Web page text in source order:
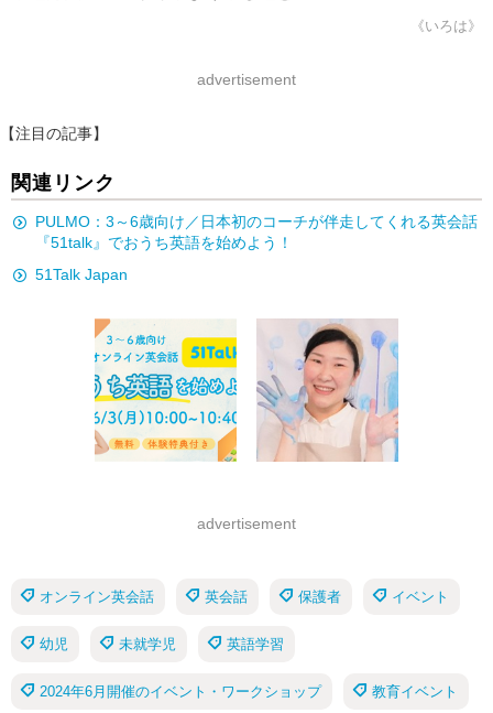
《いろは》
advertisement
【注目の記事】
関連リンク
PULMO：3～6歳向け／日本初のコーチが伴走してくれる英会話
『51talk』でおうち英語を始めよう！
51Talk Japan
advertisement
オンライン英会話 英会話 保護者 イベント
幼児 未就学児 英語学習
2024年6月開催のイベント・ワークショップ 教育イベント